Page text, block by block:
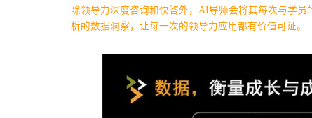
除领导力深度咨询和快答外，AI导师会将其每次与学
析的数据洞察，让每一次的领导力应用都有价值可证。